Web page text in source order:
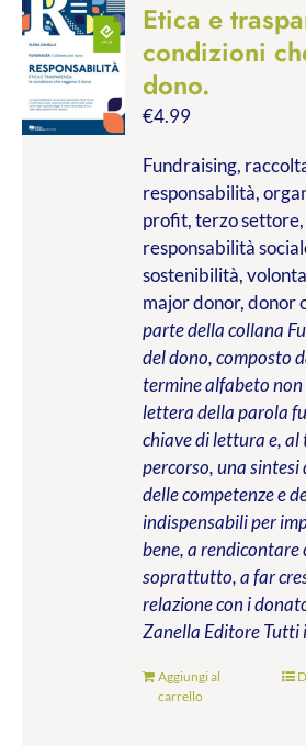
Etica e
condizioni
dono.
€4.99
Fundraising,
responsabilità,
profit, terzo
responsabilità
sostenibilità,
major donor, donor
parte della collana
del dono, composto
termine alfabeto non
lettera della parola
chiave di lettura e, al
percorso, una sintesi
delle competenze e
indispensabili per
bene, a rendicontare
soprattutto, a far
relazione con i
Zanella EditoreTutti
Aggiungi al
carrello